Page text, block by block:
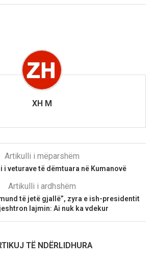
XH M
Artikulli i mëparshëm
i veturave të dëmtuara në Kumanovë
Artikulli i ardhshëm
të jetë gjallë”, zyra e ish-presidentit
lajmin: Ai nuk ka vdekur
TË NDËRLIDHURA